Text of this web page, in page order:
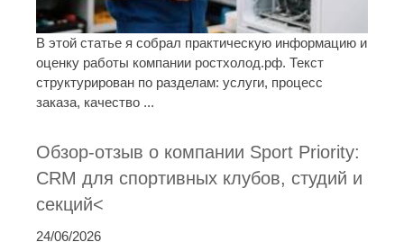
В этой статье я собрал практическую информацию и
оценку работы компании ростхолод.рф. Текст
структурирован по разделам: услуги, процесс
заказа, качество ...
Обзор-отзыв о компании Sport Priority:
CRM для спортивных клубов, студий и
секций<
24/06/2026